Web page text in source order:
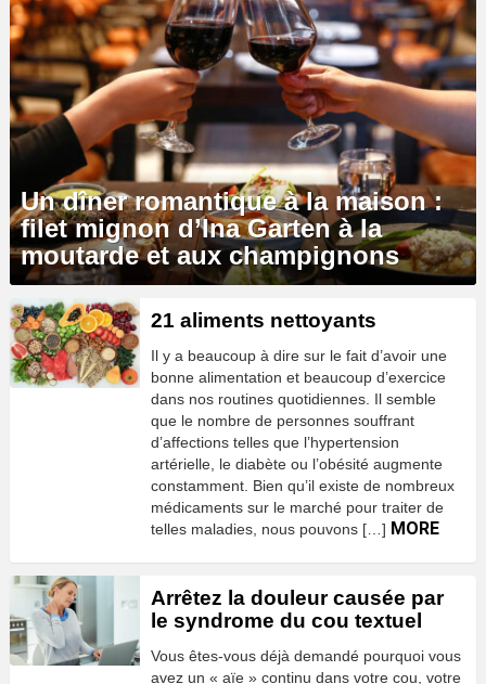
Un dîner romantique à la maison :
filet mignon d’Ina Garten à la
moutarde et aux champignons
21 aliments nettoyants
Il y a beaucoup à dire sur le fait d’avoir une
bonne alimentation et beaucoup d’exercice
dans nos routines quotidiennes. Il semble
que le nombre de personnes souffrant
d’affections telles que l’hypertension
artérielle, le diabète ou l’obésité augmente
constamment. Bien qu’il existe de nombreux
médicaments sur le marché pour traiter de
telles maladies, nous pouvons […] MORE
Arrêtez la douleur causée par
le syndrome du cou textuel
Vous êtes-vous déjà demandé pourquoi vous
avez un « aïe » continu dans votre cou, votre